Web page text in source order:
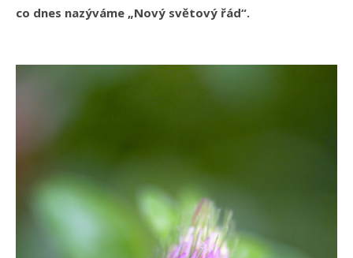
co dnes nazýváme „Nový světový řád“.